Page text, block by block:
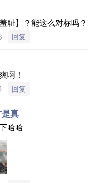
耻】？能这么对标吗？
回复
啊！
回复
真
哈哈